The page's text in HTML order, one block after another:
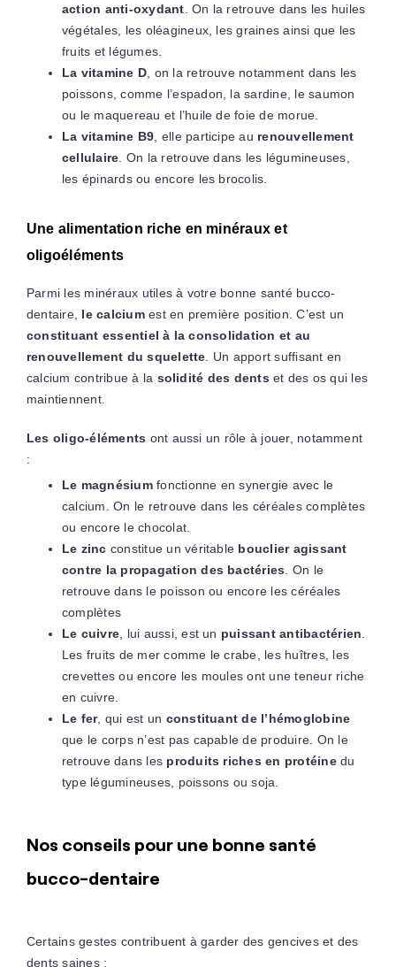
action anti-oxydant . On la retrouve dans les huiles
végétales, les oléagineux, les graines ainsi que les
fruits et légumes.
La vitamine D , on la retrouve notamment dans les
poissons, comme l’espadon, la sardine, le saumon
ou le maquereau et l’huile de foie de morue.
La vitamine B9 , elle participe au renouvellement
cellulaire . On la retrouve dans les légumineuses,
les épinards ou encore les brocolis.
Une alimentation riche en minéraux et
oligoéléments
Parmi les minéraux utiles à votre bonne santé bucco-
dentaire, le calciumest en première position. C’est un
constituant essentiel à la consolidation et au
renouvellement du squelette . Un apport suffisant en
calcium contribue à la solidité des dents et des os qui les
maintiennent.
Les oligo-éléments ont aussi un rôle à jouer, notamment
:
Le magnésiumfonctionne en synergie avec le
calcium. On le retrouve dans les céréales complètes
ou encore le chocolat.
Le zinc constitue un véritable bouclier agissant
contre la propagation des bactéries . On le
retrouve dans le poisson ou encore les céréales
complètes
Le cuivre , lui aussi, est un puissant antibactérien
Les fruits de mer comme le crabe, les huîtres, les
crevettes ou encore les moules ont une teneur riche
en cuivre.
Le fer, qui est un constituant de l’hémoglobine
que le corps n’est pas capable de produire. On le
retrouve dans les produits riches en protéinedu
type légumineuses, poissons ou soja.
Nos conseils pour une bonne santé
bucco-dentaire
Certains gestes contribuent à garder des gencives et des
dents saines :